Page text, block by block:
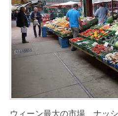
ウィーン最大の市場、ナッ